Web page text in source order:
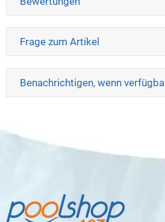
Frage zum Artikel
Benachrichtigen, wenn